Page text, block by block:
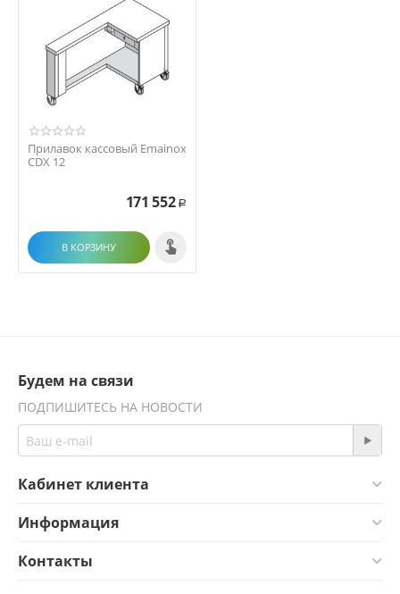
Прилавок кассовый Emainox
CDX 12
171 552 Р
В КОРЗИНУ
Будем на связи
ПОДПИШИТЕСЬ НА НОВОСТИ
Кабинет клиента
Информация
Контакты